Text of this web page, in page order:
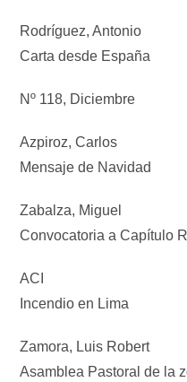
Rodríguez, Antonio
Carta desde España
Nº 118, Diciembre
Azpiroz, Carlos
Mensaje de Navidad
Zabalza, Miguel
Convocatoria a Capítulo
ACI
Incendio en Lima
Zamora, Luis Robert
Asamblea Pastoral de la